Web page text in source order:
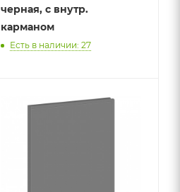
черная, с внутр.
карманом
Есть в наличии: 27